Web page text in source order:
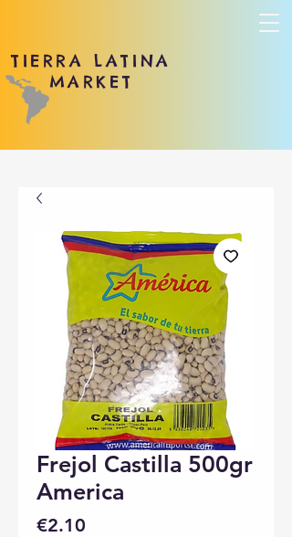
TIERRA LATINA
MARKET
Frejol Castilla 500gr
America
€2.10